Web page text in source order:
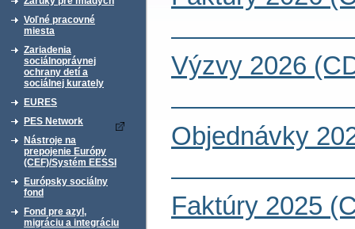
Voľné pracovné
miesta
Zariadenia
sociálnoprávnej
ochrany detí a
sociálnej kurately
EURES
PES Network
Nástroje na
prepojenie Európy
(CEF)/Systém EESSI
Európsky sociálny
fond
Fond pre azyl,
migráciu a integráciu
Výzvy 2026
Objednávky
Faktúry 2025